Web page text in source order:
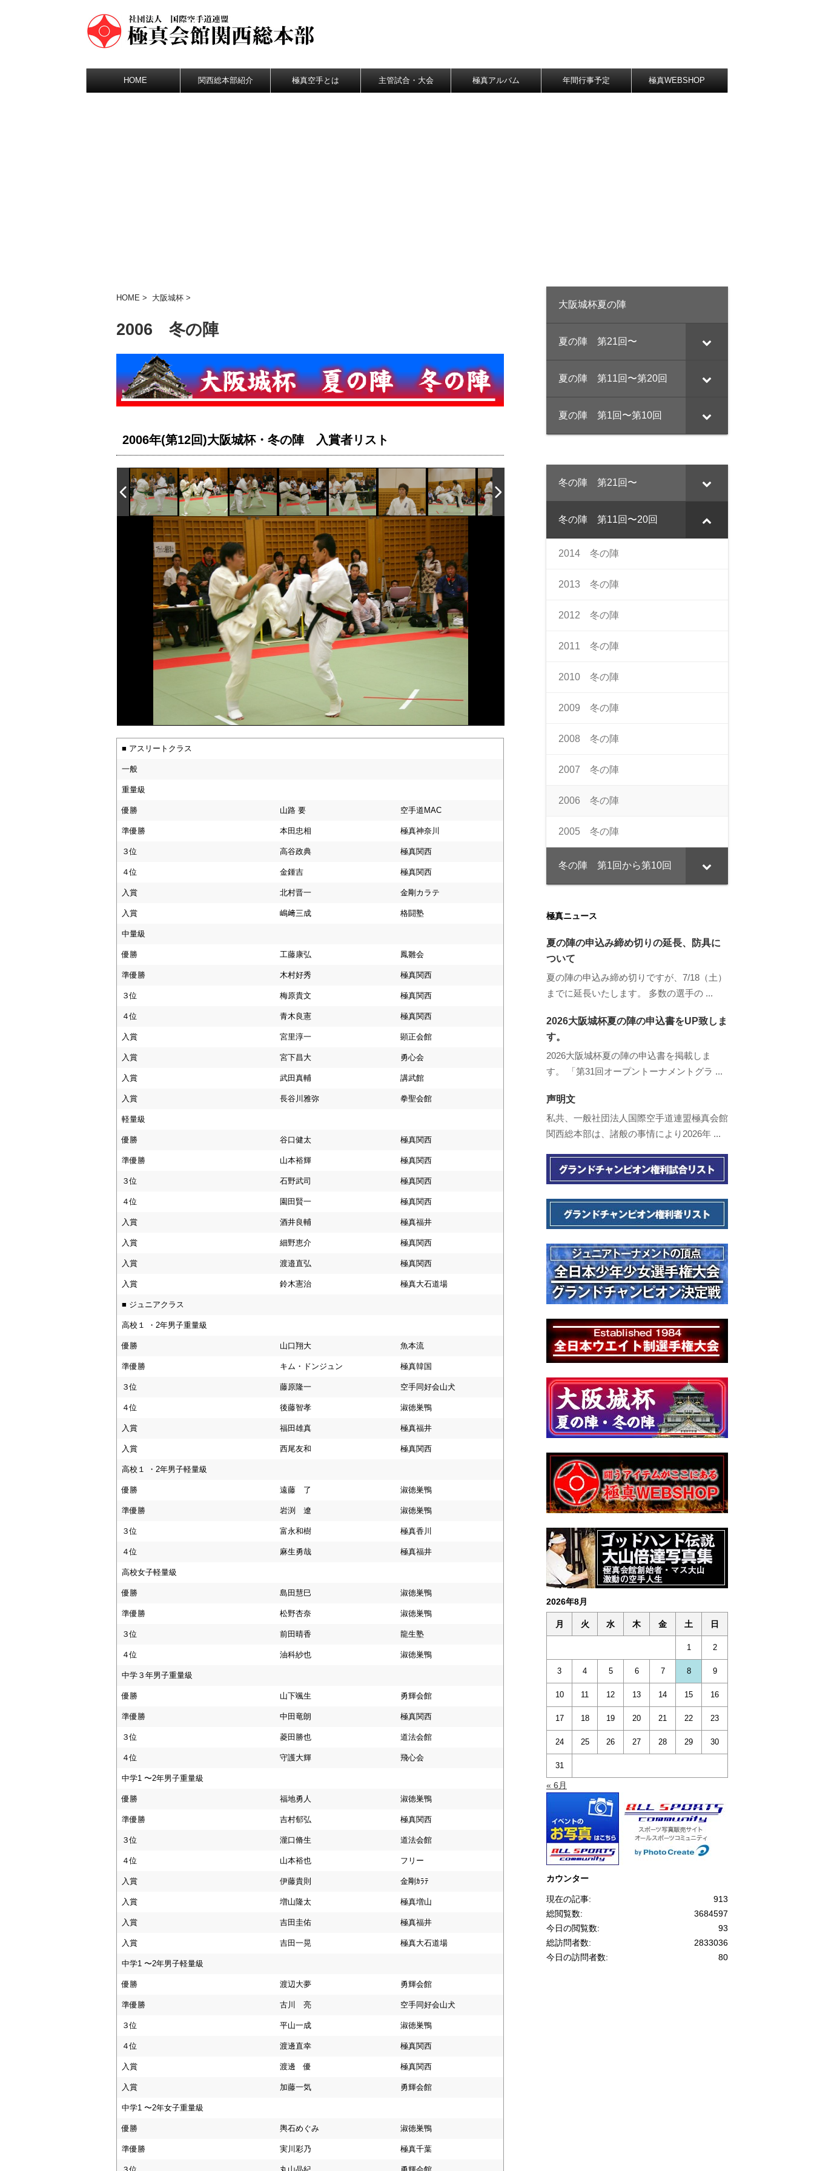
HOME 関西総本部紹介 極真空手とは 主管試合・大会 極真アルバム 年間行事予定 極真WEBSHOP
HOME > 大阪城杯 >
2006 冬の陣
2006年(第12回)大阪城杯・冬の陣 入賞者リスト
■ アスリートクラス
一般
重量級
優勝 山路 要 空手道MAC
準優勝 本田忠相 極真神奈川
３位 高谷政典 極真関西
４位 金鍾吉 極真関西
入賞 北村晋一 金剛カラテ
入賞 嶋﨑三成 格闘塾
中量級
優勝 工藤康弘 鳳雛会
準優勝 木村好秀 極真関西
３位 梅原貴文 極真関西
４位 青木良憲 極真関西
入賞 宮里淳一 顕正会館
入賞 宮下昌大 勇心会
入賞 武田真輔 講武館
入賞 長谷川雅弥 拳聖会館
軽量級
優勝 谷口健太 極真関西
準優勝 山本裕輝 極真関西
３位 石野武司 極真関西
４位 園田賢一 極真関西
入賞 酒井良輔 極真福井
入賞 細野恵介 極真関西
入賞 渡邉直弘 極真関西
入賞 鈴木憲治 極真大石道場
■ ジュニアクラス
高校１ ・2年男子重量級
優勝 山口翔大 魚本流
準優勝 キム・ドンジュン 極真韓国
３位 藤原隆一 空手同好会山犬
４位 後藤智孝 淑徳巣鴨
入賞 福田雄真 極真福井
入賞 西尾友和 極真関西
高校１ ・2年男子軽量級
優勝 遠藤 了 淑徳巣鴨
準優勝 岩渕 遼 淑徳巣鴨
３位 富永和樹 極真香川
４位 麻生勇哉 極真福井
高校女子軽量級
優勝 島田慧巳 淑徳巣鴨
準優勝 松野杏奈 淑徳巣鴨
３位 前田晴香 龍生塾
４位 油科紗也 淑徳巣鴨
中学３年男子重量級
優勝 山下颯生 勇輝会館
準優勝 中田竜朗 極真関西
３位 菱田勝也 道法会館
４位 守護大輝 飛心会
中学1 〜2年男子重量級
優勝 福地勇人 淑徳巣鴨
準優勝 吉村郁弘 極真関西
３位 瀧口脩生 道法会館
４位 山本裕也 フリー
入賞 伊藤貴則 金剛ｶﾗﾃ
入賞 増山隆太 極真増山
入賞 吉田圭佑 極真福井
入賞 吉田一晃 極真大石道場
中学1 〜2年男子軽量級
優勝 渡辺大夢 勇輝会館
準優勝 古川 亮 空手同好会山犬
３位 平山一成 淑徳巣鴨
４位 渡邊直幸 極真関西
入賞 渡邊 優 極真関西
入賞 加藤一気 勇輝会館
中学1 〜2年女子重量級
優勝 輿石めぐみ 淑徳巣鴨
準優勝 実川彩乃 極真千葉
大阪城杯夏の陣
夏の陣 第21回〜
夏の陣 第11回〜第20回
夏の陣 第1回〜第10回
冬の陣 第21回〜
冬の陣 第11回〜20回
2014 冬の陣
2013 冬の陣
2012 冬の陣
2011 冬の陣
2010 冬の陣
2009 冬の陣
2008 冬の陣
2007 冬の陣
2006 冬の陣
2005 冬の陣
冬の陣 第1回から第10回
極真ニュース
夏の陣の申込み締め切りの延長、防具に
ついて
夏の陣の申込み締め切りですが、7/18（土）
までに延長いたします。 多数の選手の ...
2026大阪城杯夏の陣の申込書をUP致しま
す。
2026大阪城杯夏の陣の申込書を掲載しま
す。 「第31回オープントーナメントグラ ...
声明文
私共、一般社団法人国際空手道連盟極真会館
関西総本部は、諸般の事情により2026年 ...
2026年8月
月 火 水 木 金 土 日
1 2
3 4 5 6 7 8 9
10 11 12 13 14 15 16
17 18 19 20 21 22 23
24 25 26 27 28 29 30
31
« 6月
カウンター
913
現在の記事:
3684597
総閲覧数:
93
今日の閲覧数:
2833036
総訪問者数:
80
今日の訪問者数: